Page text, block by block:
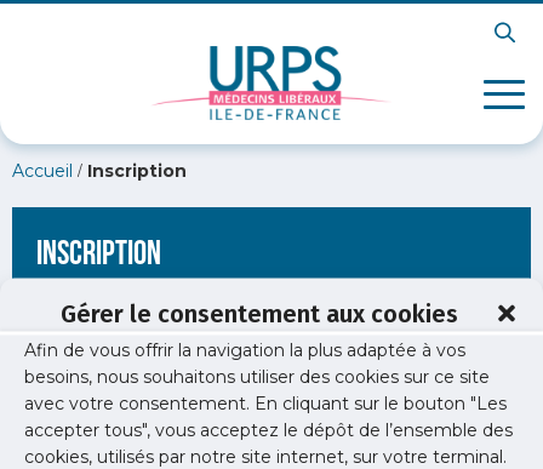
Gérer le consentement aux cookies
Afin de vous offrir la navigation la plus adaptée à vos
besoins, nous souhaitons utiliser des cookies sur ce site
avec votre consentement. En cliquant sur le bouton "Les
accepter tous", vous acceptez le dépôt de l’ensemble des
cookies, utilisés par notre site internet, sur votre terminal.
Accueil / Inscription
Inscription
[wppb-register form_name="inscription"
redirect_url="https://www.urps-med-idf.org/lordonnance-
numerique-cest-quoi/"]